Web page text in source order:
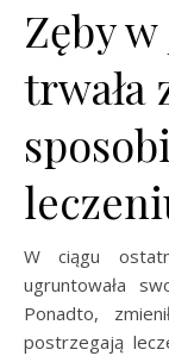
Zęby
trwała
W ciągu
ugruntowała
Ponadto,
postrzegają